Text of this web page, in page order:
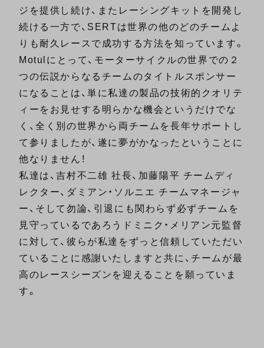
ジを提供し続け、またレーシングキットを開発し
続ける一方で、SERTは世界の他のどのチームよ
りも耐久レースで成功する方法を知っています。
Motulにとって、モーターサイクルの世界での２
つの伝説からなるチームのタイトルスポンサー
になることは、単に私達の製品の技術的クオリテ
ィーをお見せする明らかな機会というだけでな
く、全く別の世界から両チームを長年サポートし
て参りましたが、遂に夢がかなったということに
他なりません！
私達は、吉村不二雄 社長、加藤陽平 チームディ
レクター、ダミアン・ソルニエ チームマネージャ
ー、そして勿論、引退にも関わらず必ずチームを
見守っているであろうドミニク・メリアン元監督
に対して、彼らが私達をずっと信頼していただい
ていることに感謝いたしますと共に、チームが最
高のレースシーズンを迎えることを願っていま
す。